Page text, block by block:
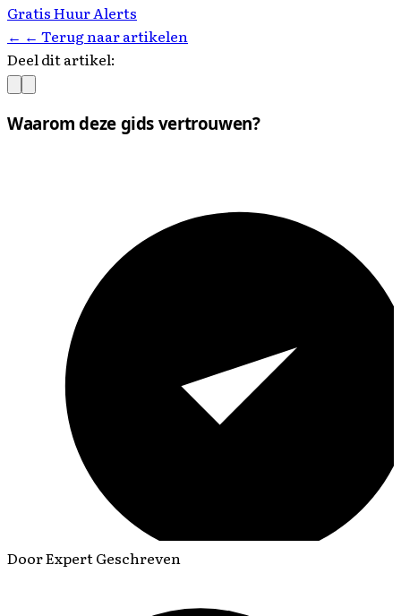
Gratis Huur Alerts
← ← Terug naar artikelen
Deel dit artikel:
Waarom deze gids vertrouwen?
Door Expert Geschreven